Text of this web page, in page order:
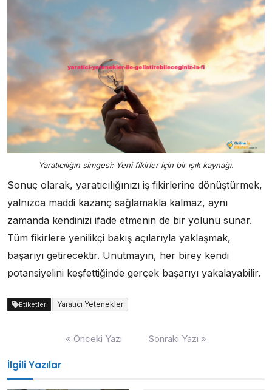
Yaratıcılığın simgesi: Yeni fikirler için bir ışık kaynağı.
Sonuç olarak, yaratıcılığınızı iş fikirlerine dönüştürmek,
yalnızca maddi kazanç sağlamakla kalmaz, aynı
zamanda kendinizi ifade etmenin de bir yolunu sunar.
Tüm fikirlere yenilikçi bakış açılarıyla yaklaşmak,
başarıyı getirecektir. Unutmayın, her birey kendi
potansiyelini keşfettiğinde gerçek başarıyı yakalayabilir.
Etiketler Yaratıcı Yetenekler
« Önceki Yazı Sonraki Yazı »
İlgili Yazılar